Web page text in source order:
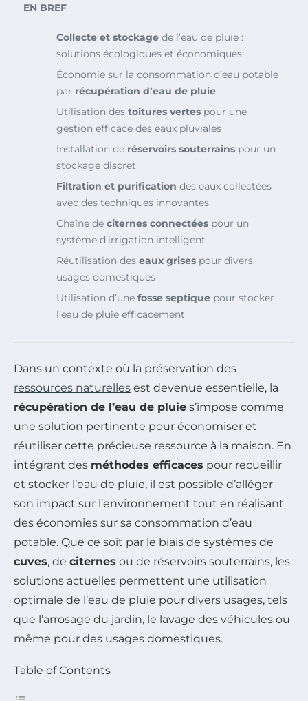
EN BREF
Collecte et stockage de l’eau de pluie :
solutions écologiques et économiques
Économie sur la consommation d’eau potable
par récupération d’eau de pluie
Utilisation des toitures vertes pour une
gestion efficace des eaux pluviales
Installation de réservoirs souterrains pour un
stockage discret
Filtration et purification des eaux collectées
avec des techniques innovantes
Chaîne de citernes connectées pour un
système d’irrigation intelligent
Réutilisation des eaux grises pour divers
usages domestiques
Utilisation d’une fosse septique pour stocker
l’eau de pluie efficacement
Dans un contexte où la préservation des
ressources naturelles est devenue essentielle, la
récupération de l’eau de pluie s’impose comme
une solution pertinente pour économiser et
réutiliser cette précieuse ressource à la maison. En
intégrant des méthodes efficaces pour recueillir
et stocker l’eau de pluie, il est possible d’alléger
son impact sur l’environnement tout en réalisant
des économies sur sa consommation d’eau
potable. Que ce soit par le biais de systèmes de
cuves, de citernes ou de réservoirs souterrains, les
solutions actuelles permettent une utilisation
optimale de l’eau de pluie pour divers usages, tels
que l’arrosage du jardin, le lavage des véhicules ou
même pour des usages domestiques.
Table of Contents